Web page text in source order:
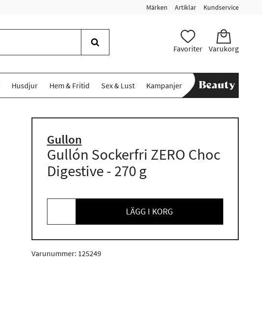
Märken Artiklar Kundservice
Favoriter Varukorg
Husdjur Hem & Fritid Sex & Lust Kampanjer
Gullon
Gullón Sockerfri ZERO Choc
Digestive - 270 g
LÄGG I KORG
Varunummer: 125249